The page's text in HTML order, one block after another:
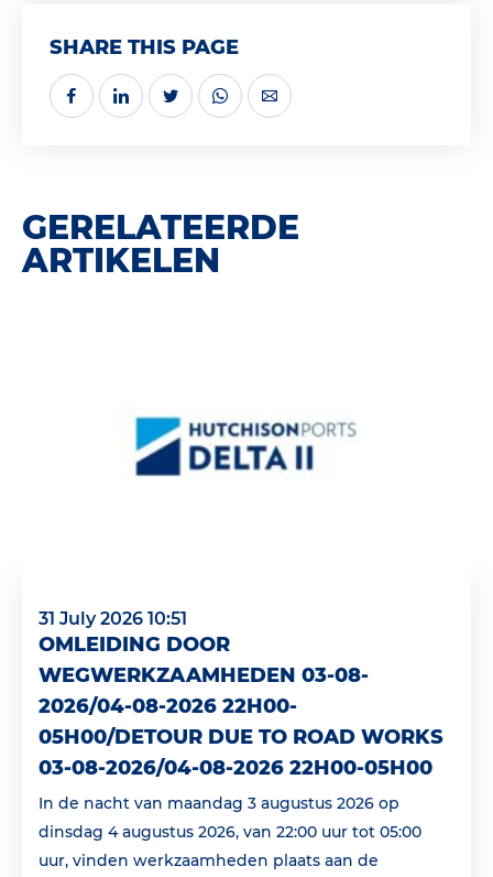
SHARE THIS PAGE
GERELATEERDE
ARTIKELEN
31 July 2026 10:51
OMLEIDING DOOR
WEGWERKZAAMHEDEN 03-08-
2026/04-08-2026 22H00-
05H00/DETOUR DUE TO ROAD WORKS
03-08-2026/04-08-2026 22H00-05H00
In de nacht van maandag 3 augustus 2026 op
dinsdag 4 augustus 2026, van 22:00 uur tot 05:00
uur, vinden werkzaamheden plaats aan de